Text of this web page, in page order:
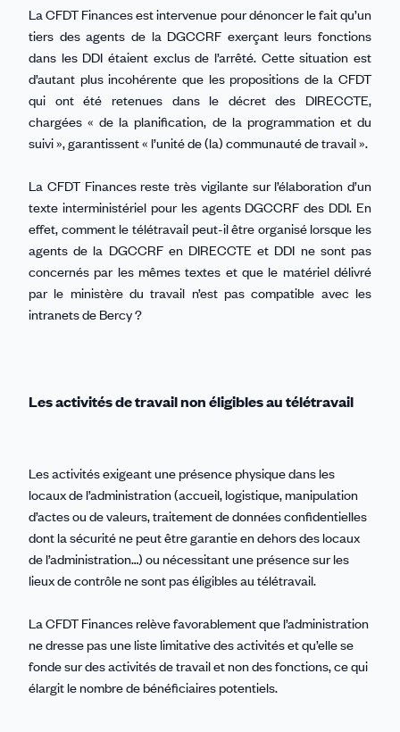
La CFDT Finances est intervenue pour dénoncer le fait qu’un
tiers des agents de la DGCCRF exerçant leurs fonctions
dans les DDI étaient exclus de l’arrêté. Cette situation est
d’autant plus incohérente que les propositions de la CFDT
qui ont été retenues dans le décret des DIRECCTE,
chargées « de la planification, de la programmation et du
suivi », garantissent « l’unité de (la) communauté de travail ».
La CFDT Finances reste très vigilante sur l’élaboration d’un
texte interministériel pour les agents DGCCRF des DDI. En
effet, comment le télétravail peut-il être organisé lorsque les
agents de la DGCCRF en DIRECCTE et DDI ne sont pas
concernés par les mêmes textes et que le matériel délivré
par le ministère du travail n’est pas compatible avec les
intranets de Bercy ?
Les activités de travail non éligibles au télétravail
Les activités exigeant une présence physique dans les
locaux de l’administration (accueil, logistique, manipulation
d’actes ou de valeurs, traitement de données confidentielles
dont la sécurité ne peut être garantie en dehors des locaux
de l’administration…) ou nécessitant une présence sur les
lieux de contrôle ne sont pas éligibles au télétravail.
La CFDT Finances relève favorablement que l’administration
ne dresse pas une liste limitative des activités et qu’elle se
fonde sur des activités de travail et non des fonctions, ce qui
élargit le nombre de bénéficiaires potentiels.